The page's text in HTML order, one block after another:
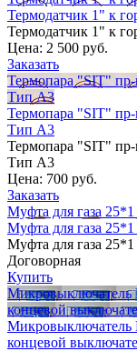
Термодатчик 1" к
Термодатчик 1" к
Цена: 2 500 руб.
Заказать
Термопара "SIT"
Тип А3
Термопара "SIT"
Тип А3
Термопара "SIT"
Тип А3
Цена: 700 руб.
Заказать
Муфта для газа
Муфта для газа
Муфта для газа
Договорная
Купить
Микровыключатель
концевой
Микровыключатель
концевой